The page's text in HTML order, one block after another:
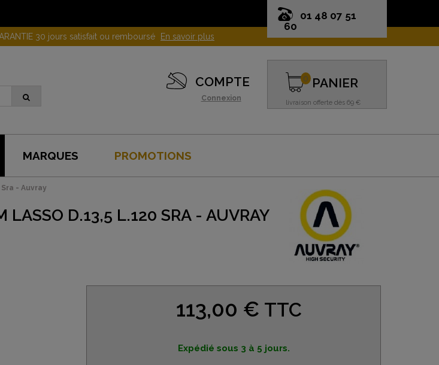
01 48 07 51
60
30 jours satisfait ou remboursé En savoir plus
COMPTE
Connexion
PANIER
livraison offerte dès 69 €
0
MARQUES PROMOTIONS
- Auvray
LASSO D.13,5 L.120 SRA - AUVRAY
113,00 € TTC
Expédié sous 3 à 5 jours.